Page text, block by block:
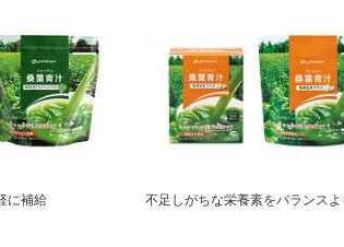
に補給 不足しがちな栄養素をバランス